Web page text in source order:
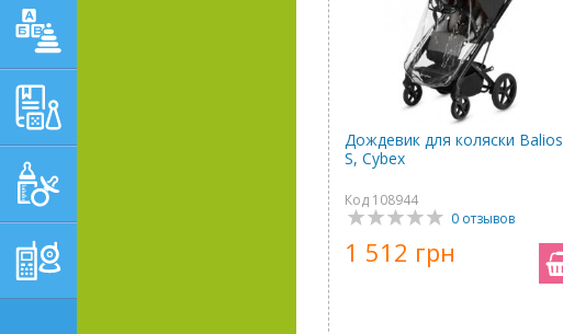
Дождевик для коляски Balios
S, Cybex
Код 108944
0 отзывов
1 512 грн